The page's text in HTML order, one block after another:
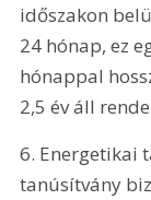
időszakon
24 hónap, ez
hónappal
2,5 év áll
6. Energetikai
tanúsítvány